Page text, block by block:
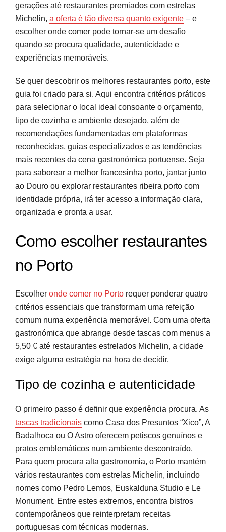
Os melhores restaurantes do Porto segundo
guias e plataformas
Cozinha tradicional portuguesa: onde comer à
moda do Porto
Fine dining e restaurantes com estrela Michelin
no Porto
Restaurantes com vista para o Douro e espaços
com ambiente especial
Novos restaurantes e tendências gastronómicas
Construa o seu roteiro de sabores no Porto
Perguntas frequentes
Fontes e referências
gerações até restaurantes premiados com estrelas
Michelin, a oferta é tão diversa quanto exigente – e
escolher onde comer pode tornar-se um desafio
quando se procura qualidade, autenticidade e
experiências memoráveis.
Se quer descobrir os melhores restaurantes porto, este
guia foi criado para si. Aqui encontra critérios práticos
para selecionar o local ideal consoante o orçamento,
tipo de cozinha e ambiente desejado, além de
recomendações fundamentadas em plataformas
reconhecidas, guias especializados e as tendências
mais recentes da cena gastronómica portuense. Seja
para saborear a melhor francesinha porto, jantar junto
ao Douro ou explorar restaurantes ribeira porto com
identidade própria, irá ter acesso a informação clara,
organizada e pronta a usar.
Como escolher restaurantes
no Porto
Escolher onde comer no Porto requer ponderar quatro
critérios essenciais que transformam uma refeição
comum numa experiência memorável. Com uma oferta
gastronómica que abrange desde tascas com menus a
5,50 € até restaurantes estrelados Michelin, a cidade
exige alguma estratégia na hora de decidir.
Tipo de cozinha e autenticidade
O primeiro passo é definir que experiência procura. As
tascas tradicionais como Casa dos Presuntos “Xico”, A
Badalhoca ou O Astro oferecem petiscos genuínos e
pratos emblemáticos num ambiente descontraído.
Para quem procura alta gastronomia, o Porto mantém
vários restaurantes com estrelas Michelin, incluindo
nomes como Pedro Lemos, Euskalduna Studio e Le
Monument. Entre estes extremos, encontra bistros
contemporâneos que reinterpretam receitas
portuguesas com técnicas modernas.